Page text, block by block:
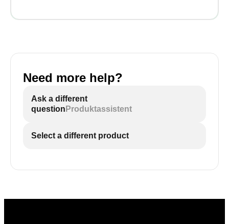
Need more help?
Ask a different
question Produktassistent
Select a different product